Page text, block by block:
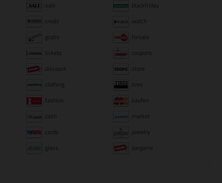
.sale
.blackfriday
.credit
.watch
.gratis
.forsale
.tickets
.coupons
.discount
.store
.clothing
.tires
.fashion
.kaufen
.cash
.market
.cards
.jewelry
.glass
.bargains